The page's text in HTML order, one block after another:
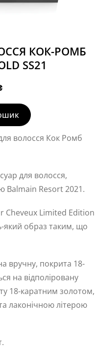
КОК-РОМБ
SS21
волосся Кок Ромб
для волосся,
Balmain Resort 2021.
Cheveux Limited Edition
який образ таким, що
вручну, покрита 18-
на відполіровану
18-каратним золотом,
лаконічною літерою